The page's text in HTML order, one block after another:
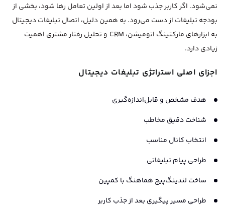
نمی‌شود. اگر کاربر جذب شود اما بعد از اولین تعامل رها شود، بخشی از
بودجه تبلیغات از دست می‌رود. به همین دلیل، اتصال تبلیغات دیجیتال
به ابزارهای مارکتینگ اتومیشن، CRM و تحلیل رفتار مشتری اهمیت
زیادی دارد.
اجزای اصلی استراتژی تبلیغات دیجیتال
هدف مشخص و قابل‌اندازه‌گیری
شناخت دقیق مخاطب
انتخاب کانال مناسب
طراحی پیام تبلیغاتی
ساخت لندینگ‌پیج هماهنگ با کمپین
طراحی مسیر پیگیری بعد از جذب کاربر